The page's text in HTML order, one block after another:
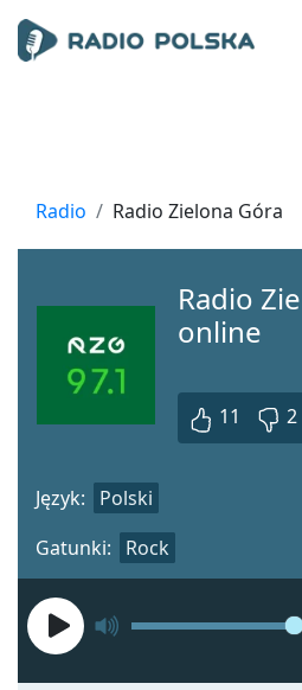
Radio Radio Zielona Góra
Radio
online
11 2
Gatunki: Rock
Język: Polski